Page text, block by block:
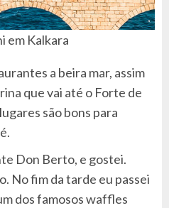
em Kalkara
a beira mar, assim
que vai até o Forte de
são bons para
Don Berto, e gostei.
No fim da tarde eu passei
dos famosos waffles